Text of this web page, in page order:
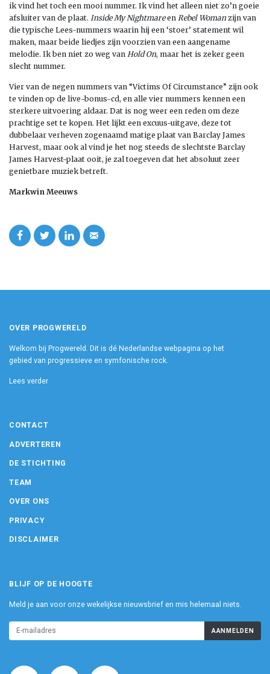
ik vind het toch een mooi nummer. Ik vind het alleen niet zo’n goeie
afsluiter van de plaat. Inside My Nightmareen Rebel Woman zijn van
die typische Lees-nummers waarin hij een ‘stoer’ statement wil
maken, maar beide liedjes zijn voorzien van een aangename
melodie. Ik ben niet zo weg van Hold On, maar het is zeker geen
slecht nummer.
Vier van de negen nummers van “Victims Of Circumstance” zijn ook
te vinden op de live-bonus-cd, en alle vier nummers kennen een
sterkere uitvoering aldaar. Dat is nog weer een reden om deze
prachtige set te kopen. Het lijkt een excuus-uitgave, deze tot
dubbelaar verheven zogenaamd matige plaat van Barclay James
Harvest, maar ook al vind je het nog steeds de slechtste Barclay
James Harvest-plaat ooit, je zal toegeven dat het absoluut zeer
genietbare muziek betreft.
Markwin Meeuws
OVER PROGWERELD
Welkom bij Progwereld. Dit is dé Nederlandse webpagina op het
gebied van progressieve en symfonische rock.
Lees verder
CONTACT
ADVERTEREN
DE STICHTING
TEAM
OVER ONS
PRIVACY
DISCLAIMER
BLIJF OP DE HOOGTE
Meld je aan voor onze wekelijkse nieuwsbrief en mis helemaal niets.
AANMELDEN